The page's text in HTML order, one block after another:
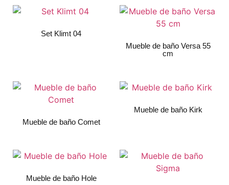
Set Klimt 04
Mueble de baño Versa 55
cm
Mueble de baño Comet
Mueble de baño Kirk
Mueble de baño Hole